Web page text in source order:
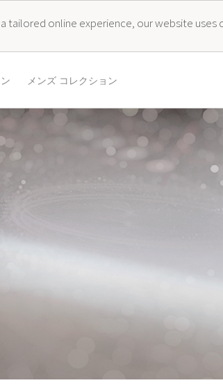
tailored online experience, our website
メンズ コレクション